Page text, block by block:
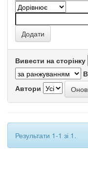
Вивести на сторінку
Автори
Результати 1-1 зі 1.